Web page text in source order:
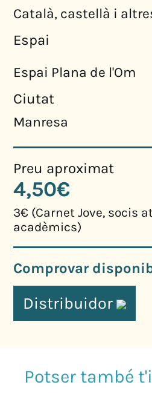
Català, castellà i
Espai
Espai Plana de l'Om
Ciutat
Manresa
Preu aproximat
4,50€
3€ (Carnet Jove, socis
acadèmics)
Comprovar
Distribuidor